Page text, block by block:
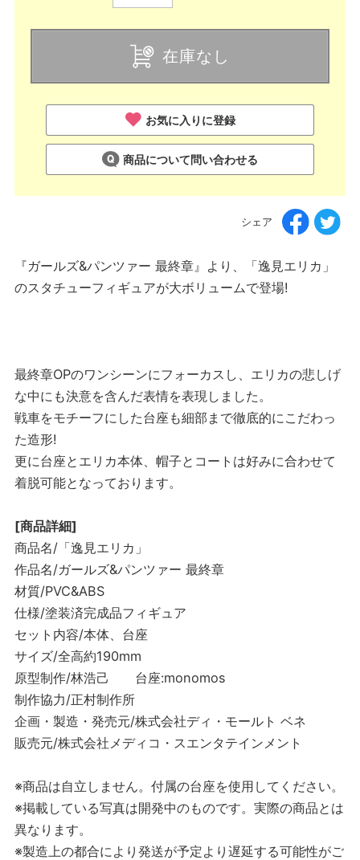
在庫なし
お気に入りに登録
商品について問い合わせる
シェア
『ガールズ&パンツァー 最終章』より、「逸見エリカ」
のスタチューフィギュアが大ボリュームで登場!
最終章OPのワンシーンにフォーカスし、エリカの悲しげ
な中にも決意を含んだ表情を表現しました。
戦車をモチーフにした台座も細部まで徹底的にこだわっ
た造形!
更に台座とエリカ本体、帽子とコートは好みに合わせて
着脱可能となっております。
[商品詳細]
商品名/「逸見エリカ」
作品名/ガールズ&パンツァー 最終章
材質/PVC&ABS
仕様/塗装済完成品フィギュア
セット内容/本体、台座
サイズ/全高約190mm
原型制作/林浩己 台座:monomos
制作協力/正村制作所
企画・製造・発売元/株式会社ディ・モールト ベネ
販売元/株式会社メディコ・スエンタテインメント
※商品は自立しません。付属の台座を使用してください。
※掲載している写真は開発中のものです。実際の商品とは
異なります。
※製造上の都合により発送が予定より遅延する可能性がご